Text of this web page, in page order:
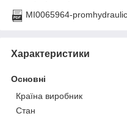
MI0065964-
Характеристики
Основні
Країна виробник
Стан